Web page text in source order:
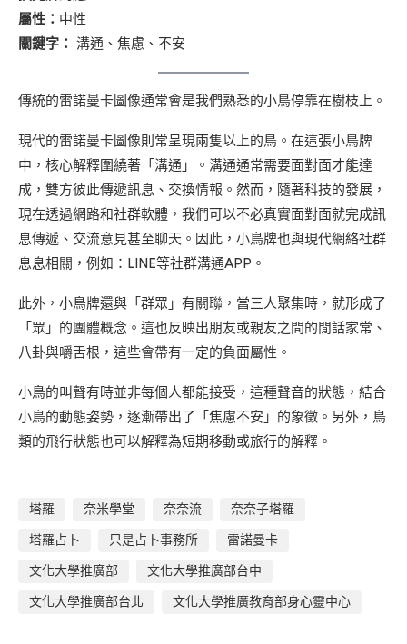
屬性： 中性
關鍵字： 溝通、焦慮、不安
傳統的雷諾曼卡圖像通常會是我們熟悉的小鳥停靠在樹枝上。
現代的雷諾曼卡圖像則常呈現兩隻以上的鳥。在這張小鳥牌
中，核心解釋圍繞著「溝通」。溝通通常需要面對面才能達
成，雙方彼此傳遞訊息、交換情報。然而，隨著科技的發展，
現在透過網路和社群軟體，我們可以不必真實面對面就完成訊
息傳遞、交流意見甚至聊天。因此，小鳥牌也與現代網絡社群
息息相關，例如：LINE等社群溝通APP。
此外，小鳥牌還與「群眾」有關聯，當三人聚集時，就形成了
「眾」的團體概念。這也反映出朋友或親友之間的閒話家常、
八卦與嚼舌根，這些會帶有一定的負面屬性。
小鳥的叫聲有時並非每個人都能接受，這種聲音的狀態，結合
小鳥的動態姿勢，逐漸帶出了「焦慮不安」的象徵。另外，鳥
類的飛行狀態也可以解釋為短期移動或旅行的解釋。
塔羅 奈米學堂 奈奈流
奈奈子塔羅
塔羅占卜
只是占卜事務所
雷諾曼卡
文化大學推廣部
文化大學推廣部台中
文化大學推廣部台北
文化大學推廣教育部身心靈中心